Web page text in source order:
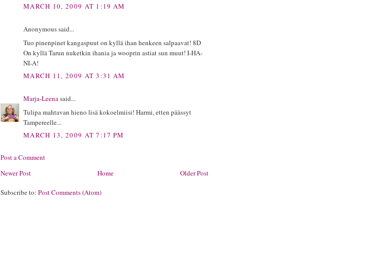
MARCH 10, 2009 AT 1:19 AM
Anonymous said...
Tuo pinenpinet kangaspuut on kyllä ihan henkeen salpaavat! 8D
On kyllä Tarun nuketkin ihania ja wooprin astiat sun muut! I-HA-
NI-A!
MARCH 11, 2009 AT 3:31 AM
Marja-Leenasaid...
Tulipa mahtavan hieno lisä kokoelmiisi! Harmi, etten päässyt
Tampereelle...
MARCH 13, 2009 AT 7:17 PM
Post a Comment
Newer Post
Older Post
Home
Subscribe to: Post Comments (Atom)